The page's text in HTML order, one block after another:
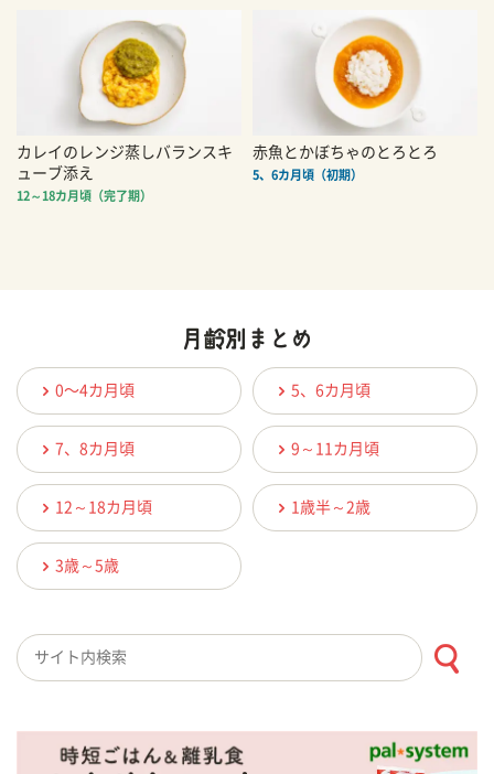
カレイのレンジ蒸しバランスキ
ューブ添え
12～18カ月頃（完了期）
赤魚とかぼちゃのとろとろ
5、6カ月頃（初期）
0〜4カ月頃 5、6カ月頃
7、8カ月頃 9～11カ月頃
12～18カ月頃 1歳半～2歳
3歳～5歳
検索キーワード入力